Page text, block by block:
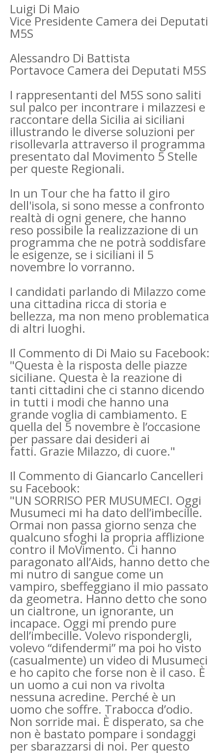
Luigi Di Maio
Vice Presidente Camera dei Deputati
M5S
Alessandro Di Battista
Portavoce Camera dei Deputati M5S
I rappresentanti del M5S sono saliti
sul palco per incontrare i milazzesi e
raccontare della Sicilia ai siciliani
illustrando le diverse soluzioni per
risollevarla attraverso il programma
presentato dal Movimento 5 Stelle
per queste Regionali.
In un Tour che ha fatto il giro
dell'isola, si sono messe a confronto
realtà di ogni genere, che hanno
reso possibile la realizzazione di un
programma che ne potrà soddisfare
le esigenze, se i siciliani il 5
novembre lo vorranno.
I candidati parlando di Milazzo come
una cittadina ricca di storia e
bellezza, ma non meno problematica
di altri luoghi.
Il Commento di Di Maio su Facebook:
"Questa è la risposta delle piazze
siciliane. Questa è la reazione di
tanti cittadini che ci stanno dicendo
in tutti i modi che hanno una
grande voglia di cambiamento. E
quella del 5 novembre è l’occasione
per passare dai desideri ai
fatti. Grazie Milazzo, di cuore."
Il Commento di Giancarlo Cancelleri
su Facebook:
"UN SORRISO PER MUSUMECI. Oggi
Musumeci mi ha dato dell’imbecille.
Ormai non passa giorno senza che
qualcuno sfoghi la propria afflizione
contro il MoVimento. Ci hanno
paragonato all’Aids, hanno detto che
mi nutro di sangue come un
vampiro, sbeffeggiano il mio passato
da geometra. Hanno detto che sono
un cialtrone, un ignorante, un
incapace. Oggi mi prendo pure
dell’imbecille. Volevo rispondergli,
volevo “difendermi” ma poi ho visto
(casualmente) un video di Musumeci
e ho capito che forse non è il caso. È
un uomo a cui non va rivolta
nessuna acredine. Perché è un
uomo che soffre. Trabocca d’odio.
Non sorride mai. È disperato, sa che
non è bastato pompare i sondaggi
per sbarazzarsi di noi. Per questo